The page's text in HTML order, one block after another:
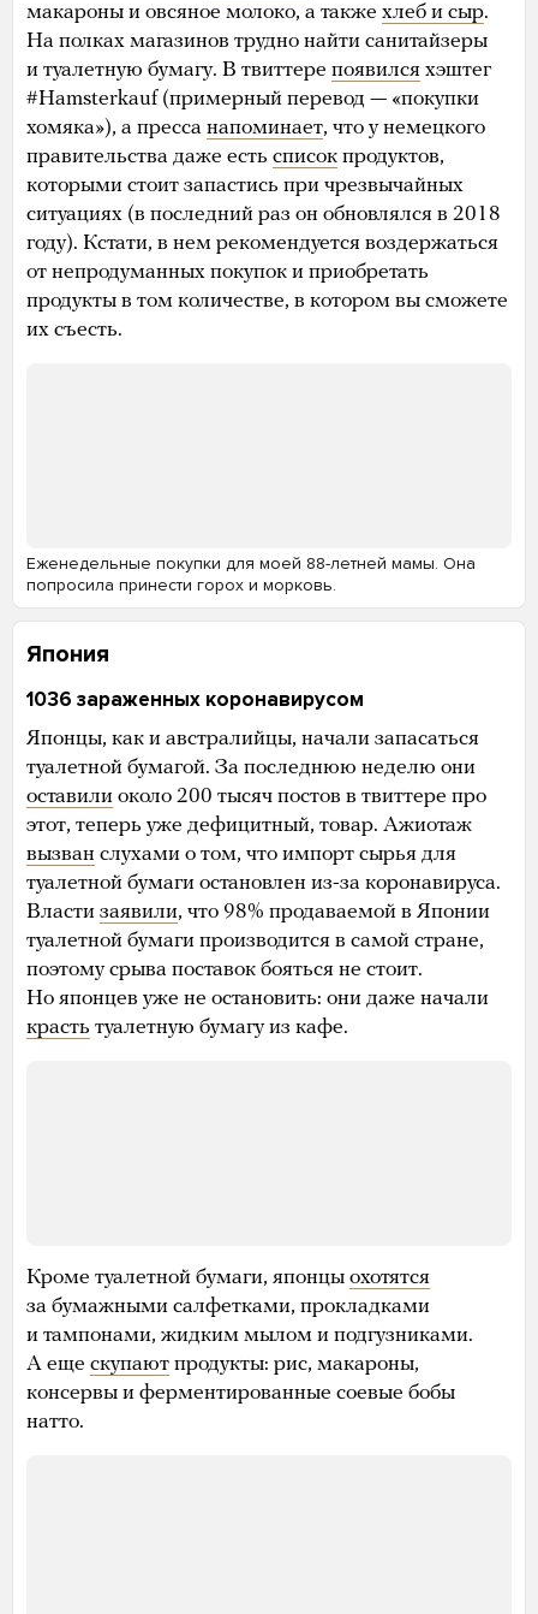
макароны и овсяное молоко, а также хлеб и сыр.
На полках магазинов трудно найти санитайзеры
и туалетную бумагу. В твиттере появился хэштег
#Hamsterkauf (примерный перевод — «покупки
хомяка»), а пресса напоминает, что у немецкого
правительства даже есть список продуктов,
которыми стоит запастись при чрезвычайных
ситуациях (в последний раз он обновлялся в 2018
году). Кстати, в нем рекомендуется воздержаться
от непродуманных покупок и приобретать
продукты в том количестве, в котором вы сможете
их съесть.
Еженедельные покупки для моей 88-летней мамы. Она
попросила принести горох и морковь.
Япония
1036 зараженных коронавирусом
Японцы, как и австралийцы, начали запасаться
туалетной бумагой. За последнюю неделю они
оставили около 200 тысяч постов в твиттере про
этот, теперь уже дефицитный, товар. Ажиотаж
вызван слухами о том, что импорт сырья для
туалетной бумаги остановлен из-за коронавируса.
Власти заявили, что 98% продаваемой в Японии
туалетной бумаги производится в самой стране,
поэтому срыва поставок бояться не стоит.
Но японцев уже не остановить: они даже начали
красть туалетную бумагу из кафе.
Кроме туалетной бумаги, японцы охотятся
за бумажными салфетками, прокладками
и тампонами, жидким мылом и подгузниками.
А еще скупают продукты: рис, макароны,
консервы и ферментированные соевые бобы
натто.